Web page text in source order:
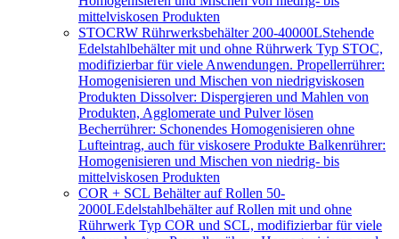
mittelviskosen Produkten
STOCRW Rührwerksbehälter 200-40000LStehende
Edelstahlbehälter mit und ohne Rührwerk Typ STOC,
modifizierbar für viele Anwendungen. Propellerrührer:
Homogenisieren und Mischen von niedrigviskosen
Produkten Dissolver: Dispergieren und Mahlen von
Produkten, Agglomerate und Pulver lösen
Becherrührer: Schonendes Homogenisieren ohne
Lufteintrag, auch für viskosere Produkte Balkenrührer:
Homogenisieren und Mischen von niedrig- bis
mittelviskosen Produkten
COR + SCL Behälter auf Rollen 50-
2000LEdelstahlbehälter auf Rollen mit und ohne
Rührwerk Typ COR und SCL, modifizierbar für viele